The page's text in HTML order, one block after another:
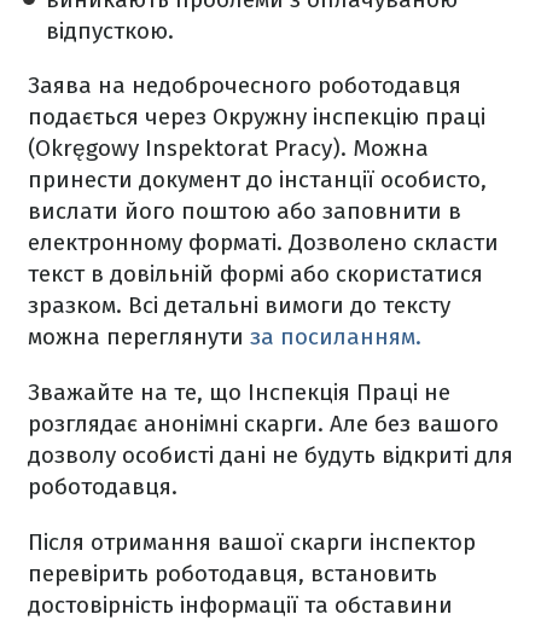
відпусткою.
Заява на недоброчесного роботодавця
подається через Окружну інспекцію праці
(Okręgowy Inspektorat Pracy). Можна
принести документ до інстанції особисто,
вислати його поштою або заповнити в
електронному форматі. Дозволено скласти
текст в довільній формі або скористатися
зразком. Всі детальні вимоги до тексту
можна переглянути за посиланням.
Зважайте на те, що Інспекція Праці не
розглядає анонімні скарги. Але без вашого
дозволу особисті дані не будуть відкриті для
роботодавця.
Після отримання вашої скарги інспектор
перевірить роботодавця, встановить
достовірність інформації та обставини